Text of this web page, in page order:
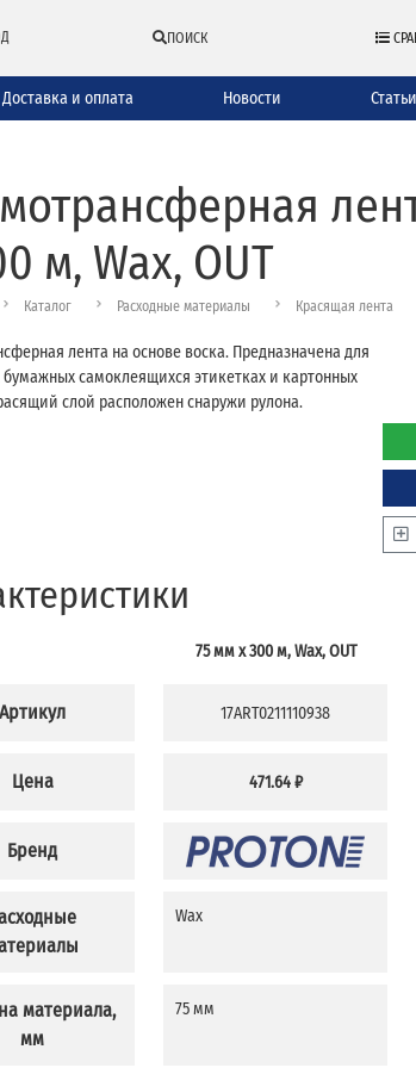
ПОИСК
Доставка и оплата Новости Статьи
м, Wax, OUT
Каталог Расходные материалы Красящая лента
лента на основе воска. Предназначена для
бумажных самоклеящихся этикетках и картонных
слой расположен снаружи рулона.
Артикул
Цена
Бренд
материала,
мм
75 мм х 300 м, Wax, OUT
17ART0211110938
471.64 ₽
Wax
75 мм